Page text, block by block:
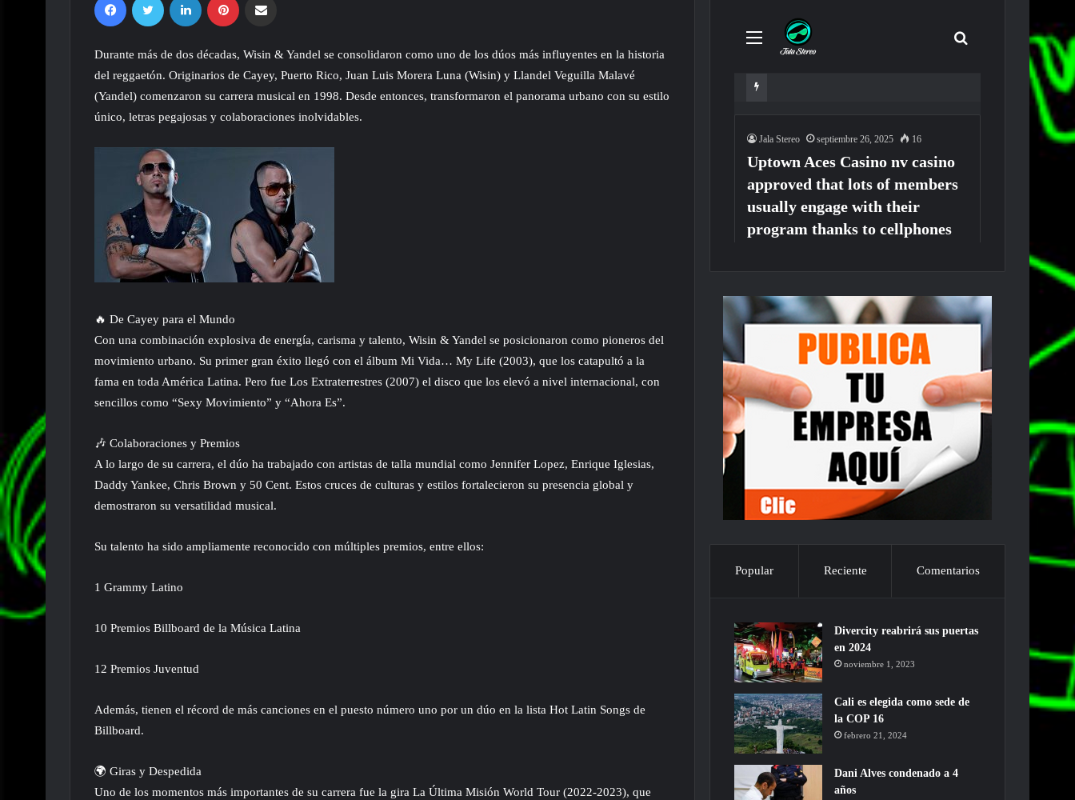
Durante más de dos décadas, Wisin & Yandel se consolidaron como uno de los dúos más influyentes en la historia
del reggaetón. Originarios de Cayey, Puerto Rico, Juan Luis Morera Luna (Wisin) y Llandel Veguilla Malavé
(Yandel) comenzaron su carrera musical en 1998. Desde entonces, transformaron el panorama urbano con su estilo
único, letras pegajosas y colaboraciones inolvidables.
🔥 De Cayey para el Mundo
Con una combinación explosiva de energía, carisma y talento, Wisin & Yandel se posicionaron como pioneros del
movimiento urbano. Su primer gran éxito llegó con el álbum Mi Vida… My Life (2003), que los catapultó a la
fama en toda América Latina. Pero fue Los Extraterrestres (2007) el disco que los elevó a nivel internacional, con
sencillos como “Sexy Movimiento” y “Ahora Es”.
🎶 Colaboraciones y Premios
A lo largo de su carrera, el dúo ha trabajado con artistas de talla mundial como Jennifer Lopez, Enrique Iglesias,
Daddy Yankee, Chris Brown y 50 Cent. Estos cruces de culturas y estilos fortalecieron su presencia global y
demostraron su versatilidad musical.
Su talento ha sido ampliamente reconocido con múltiples premios, entre ellos:
1 Grammy Latino
10 Premios Billboard de la Música Latina
12 Premios Juventud
Además, tienen el récord de más canciones en el puesto número uno por un dúo en la lista Hot Latin Songs de
Billboard.
🌍 Giras y Despedida
Uno de los momentos más importantes de su carrera fue la gira La Última Misión World Tour (2022-2023), que
Popular Reciente Comentarios
Divercity reabrirá sus puertas
en 2024
noviembre 1, 2023
Cali es elegida como sede de
la COP 16
febrero 21, 2024
Dani Alves condenado a 4
años